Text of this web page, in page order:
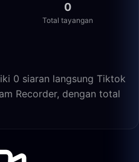
0
Total tayangan
0 siaran langsung Tiktok
Recorder, dengan total